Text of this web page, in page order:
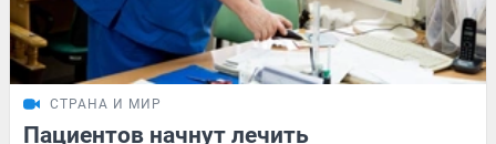
СТРАНА И МИР
Пациентов начнут лечить